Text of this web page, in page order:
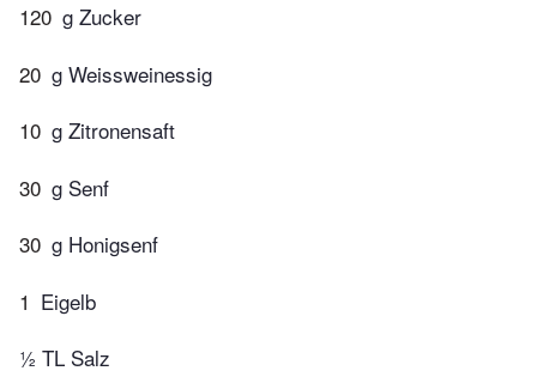
120 g Zucker
20 g Weissweinessig
10 g Zitronensaft
30 g Senf
30 g Honigsenf
1 Eigelb
½ TL Salz